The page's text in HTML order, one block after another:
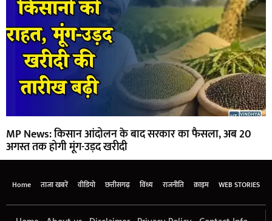
MP News: किसान आंदोलन के बाद सरकार का फैसला, अब 20
अगस्त तक होगी मूंग-उड़द खरीदी
Home ताजा खबरें वीडियो छत्तीसगढ़ विंध्य राजनीति क्राइम WEB STORIES